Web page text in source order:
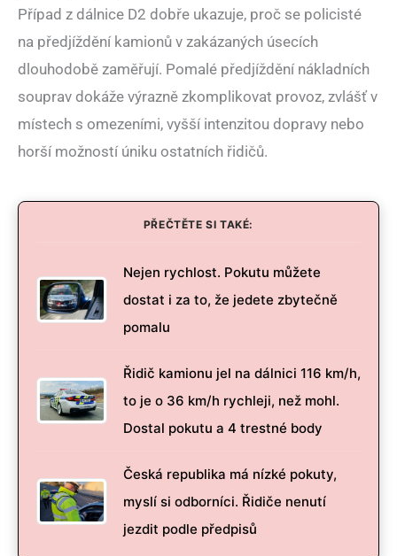
Případ z dálnice D2 dobře ukazuje, proč se policisté
na předjíždění kamionů v zakázaných úsecích
dlouhodobě zaměřují. Pomalé předjíždění nákladních
souprav dokáže výrazně zkomplikovat provoz, zvlášť v
místech s omezeními, vyšší intenzitou dopravy nebo
horší možností úniku ostatních řidičů.
PŘEČTĚTE SI TAKÉ:
Nejen rychlost. Pokutu můžete
dostat i za to, že jedete zbytečně
pomalu
Řidič kamionu jel na dálnici 116 km/h,
to je o 36 km/h rychleji, než mohl.
Dostal pokutu a 4 trestné body
Česká republika má nízké pokuty,
myslí si odborníci. Řidiče nenutí
jezdit podle předpisů